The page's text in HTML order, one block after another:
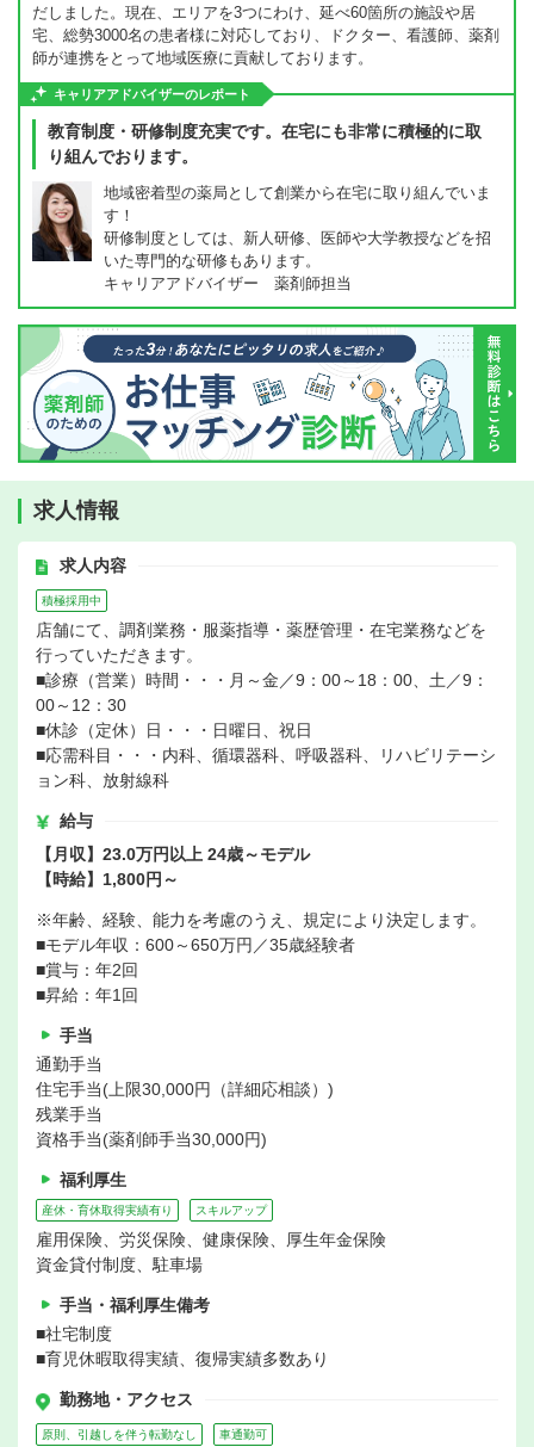
だしました。現在、エリアを3つにわけ、延べ60箇所の施設や居
宅、総勢3000名の患者様に対応しており、ドクター、看護師、薬剤
師が連携をとって地域医療に貢献しております。
キャリアアドバイザーのレポート
教育制度・研修制度充実です。在宅にも非常に積極的に取
り組んでおります。
地域密着型の薬局として創業から在宅に取り組んでいま
す！
研修制度としては、新人研修、医師や大学教授などを招
いた専門的な研修もあります。
キャリアアドバイザー 薬剤師担当
求人情報
求人内容
積極採用中
店舗にて、調剤業務・服薬指導・薬歴管理・在宅業務などを
行っていただきます。
■診療（営業）時間・・・月～金／9：00～18：00、土／9：
00～12：30
■休診（定休）日・・・日曜日、祝日
■応需科目・・・内科、循環器科、呼吸器科、リハビリテーシ
ョン科、放射線科
給与
【月収】23.0万円以上 24歳～モデル
【時給】1,800円～
※年齢、経験、能力を考慮のうえ、規定により決定します。
■モデル年収：600～650万円／35歳経験者
■賞与：年2回
■昇給：年1回
手当
通勤手当
住宅手当(上限30,000円（詳細応相談）)
残業手当
資格手当(薬剤師手当30,000円)
福利厚生
産休・育休取得実績有り スキルアップ
雇用保険、労災保険、健康保険、厚生年金保険
資金貸付制度、駐車場
手当・福利厚生備考
■社宅制度
■育児休暇取得実績、復帰実績多数あり
勤務地・アクセス
原則、引越しを伴う転勤なし 車通勤可